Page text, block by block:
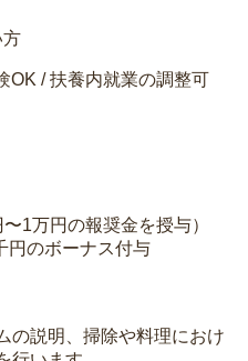
OK / 扶養内就業の調整可
1万円の報奨金を授与）
円のボーナス付与
の説明、掃除や料理におけ